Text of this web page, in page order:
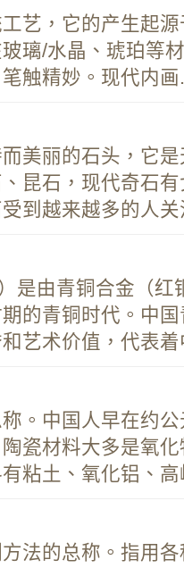
艺，它的产生起
璃/水晶、琥珀等
触精妙。现代内画
美丽的石头，它
昆石，现代奇石
到越来越多的人关
是由青铜合金（
的青铜时代。中
艺术价值，代表
。中国人早在约
瓷材料大多是氧
粘土、氧化铝、
法的总称。指用